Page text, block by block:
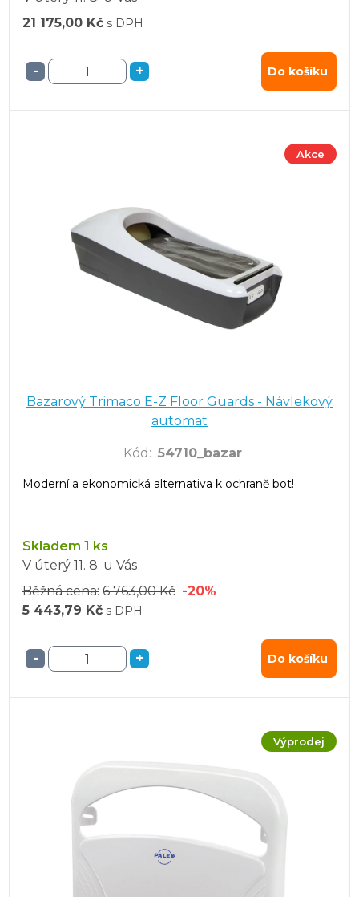
21 175,00 Kč s DPH
- + Do košíku
Akce
Bazarový Trimaco E-Z Floor Guards - Návlekový
automat
Kód : 54710_bazar
Moderní a ekonomická alternativa k ochraně bot!
Skladem 1 ks
V úterý 11. 8. u Vás
Běžná cena: 6 763,00 Kč -20%
5 443,79 Kč s DPH
- + Do košíku
Výprodej